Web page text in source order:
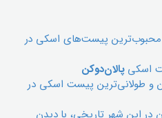
محبوب‌ترین پیست‌های اسکی در
اسکیپالان‌دوکن
و طولانی‌ترین پیست اسکی در
در این شهر تاریخی، با دیدن